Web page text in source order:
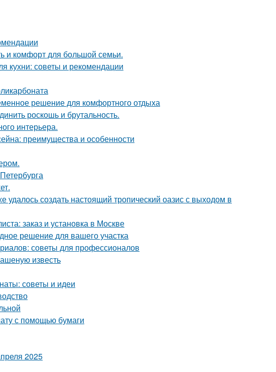
и комфорт для большой семьи.
кухни: советы и рекомендации
решение для комфортного отдыха
роскошь и брутальность.
интерьера.
преимущества и особенности
удалось создать настоящий тропический оазис с выходом в
заказ и установка в Москве
решение для вашего участка
советы для профессионалов
известь
советы и идеи
с помощью бумаги
2025